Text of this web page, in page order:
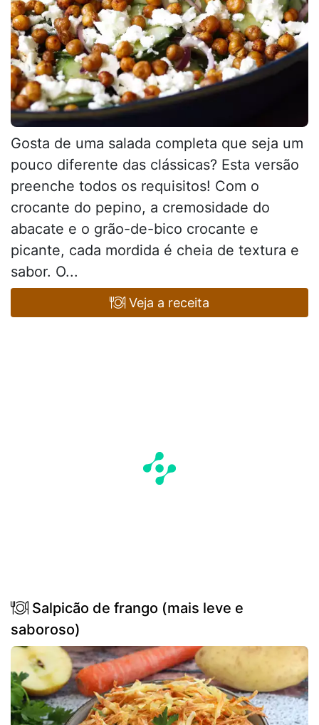
Gosta de uma salada completa que seja um
pouco diferente das clássicas? Esta versão
preenche todos os requisitos! Com o
crocante do pepino, a cremosidade do
abacate e o grão-de-bico crocante e
picante, cada mordida é cheia de textura e
sabor. O...
Veja a receita
Salpicão de frango (mais leve e
saboroso)